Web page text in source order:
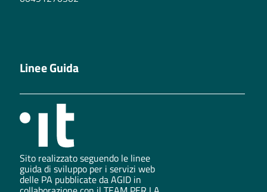
Linee Guida
Sito realizzato seguendo le linee
guida di sviluppo per i servizi web
delle PA pubblicate da AGID in